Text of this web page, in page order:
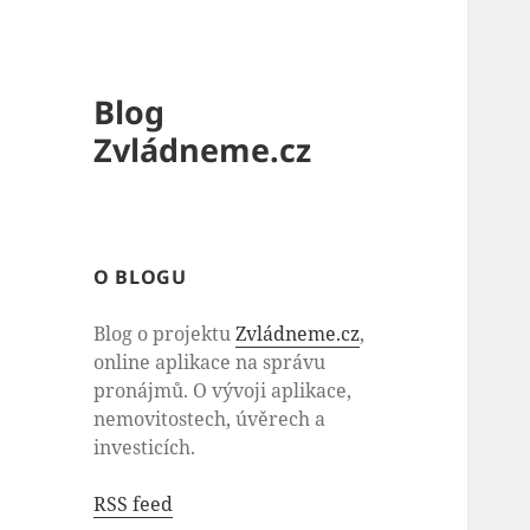
Blog
Zvládneme.cz
O BLOGU
Blog o projektuZvládneme.cz,
online aplikace na správu
pronájmů. O vývoji aplikace,
nemovitostech, úvěrech a
investicích.
RSS feed